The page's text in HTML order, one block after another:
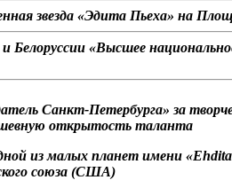
звезда «Эдита Пьеха» на
Белоруссии «Высшее
Санкт-Петербурга» за
открытость таланта
из малых планет имени
союза (США)